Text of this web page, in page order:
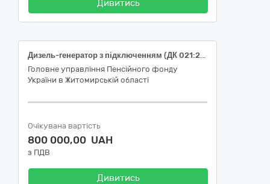
Дивитись
Дизель-генератор з підключенням (ДК 021:2015 код 31120000-3 Генератори)
Головне управління Пенсійного фонду
України в Житомирській області
Очікувана вартість
800 000,00 UAH
з ПДВ
Дивитись